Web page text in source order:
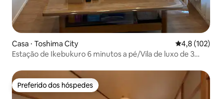
Casa ⋅ Toshima City 4,8 de uma
4,8 (102)
Estação de Ikebukuro 6 minutos a pé/Vila de luxo de 3
quartos/Máximo 7 pessoas
Preferido dos hóspedes
Preferido dos hóspedes